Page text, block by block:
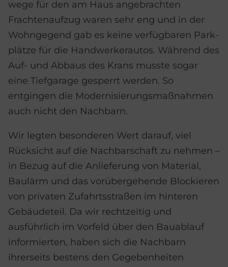
wege für den am Haus an­ge­brach­ten
Frachten­auf­zug waren sehr eng und in der
Wohn­gegend gab es keine verfügbaren Park­
plätze für die Hand­werker­autos. Während des
Auf- und Abbaus des Krans musste sogar
eine Tief­garage gesperrt werden. So
entgingen die Modernisierungs­maß­nahmen
auch nicht den Nachbarn.
Wir legten besonderen Wert darauf, viel
Rücksicht auf die Nach­bar­schaft zu nehmen –
in Bezug auf die An­lieferung von Material,
Baulärm und das vor­über­gehende Blockieren
von privaten Zu­fahrts­straßen im hinteren
Gebäude­teil. Da wir rechtzeitig und
ausführlich im Vorfeld über den Bauablauf
informierten, haben sich die Nachbarn
ihrerseits bestens den Gegeben­heiten